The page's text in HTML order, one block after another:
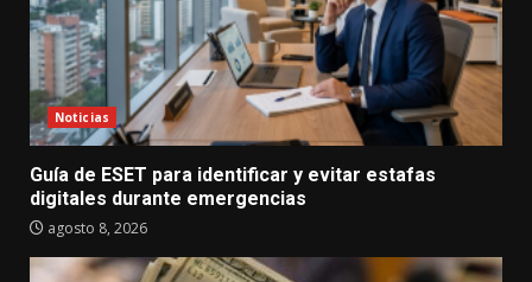
Noticias
Guía de ESET para identificar y evitar estafas
digitales durante emergencias
agosto 8, 2026